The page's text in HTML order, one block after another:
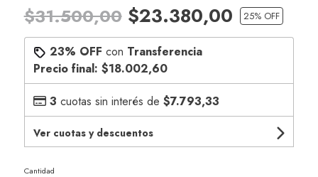
$31.500,00$23.380,00 25% OFF
23% OFF con Transferencia
Precio final: $18.002,60
3 cuotas sin interés de $7.793,33
Ver cuotas y descuentos
Cantidad